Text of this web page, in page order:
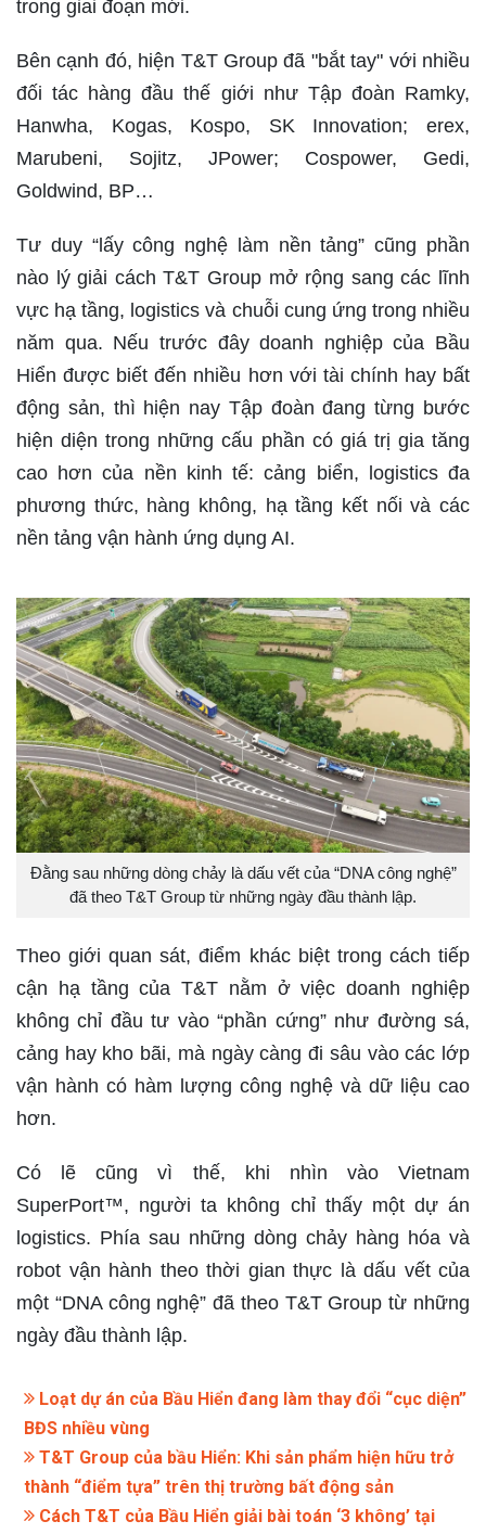
trong giai đoạn mới.
Bên cạnh đó, hiện T&T Group đã "bắt tay" với nhiều
đối tác hàng đầu thế giới như Tập đoàn Ramky,
Hanwha, Kogas, Kospo, SK Innovation; erex,
Marubeni, Sojitz, JPower; Cospower, Gedi,
Goldwind, BP…
Tư duy “lấy công nghệ làm nền tảng” cũng phần
nào lý giải cách T&T Group mở rộng sang các lĩnh
vực hạ tầng, logistics và chuỗi cung ứng trong nhiều
năm qua. Nếu trước đây doanh nghiệp của Bầu
Hiển được biết đến nhiều hơn với tài chính hay bất
động sản, thì hiện nay Tập đoàn đang từng bước
hiện diện trong những cấu phần có giá trị gia tăng
cao hơn của nền kinh tế: cảng biển, logistics đa
phương thức, hàng không, hạ tầng kết nối và các
nền tảng vận hành ứng dụng AI.
Đằng sau những dòng chảy là dấu vết của “DNA công nghệ”
đã theo T&T Group từ những ngày đầu thành lập.
Theo giới quan sát, điểm khác biệt trong cách tiếp
cận hạ tầng của T&T nằm ở việc doanh nghiệp
không chỉ đầu tư vào “phần cứng” như đường sá,
cảng hay kho bãi, mà ngày càng đi sâu vào các lớp
vận hành có hàm lượng công nghệ và dữ liệu cao
hơn.
Có lẽ cũng vì thế, khi nhìn vào Vietnam
SuperPort™, người ta không chỉ thấy một dự án
logistics. Phía sau những dòng chảy hàng hóa và
robot vận hành theo thời gian thực là dấu vết của
một “DNA công nghệ” đã theo T&T Group từ những
ngày đầu thành lập.
Loạt dự án của Bầu Hiển đang làm thay đổi “cục diện”
BĐS nhiều vùng
T&T Group của bầu Hiển: Khi sản phẩm hiện hữu trở
thành “điểm tựa” trên thị trường bất động sản
Cách T&T của Bầu Hiển giải bài toán ‘3 không’ tại